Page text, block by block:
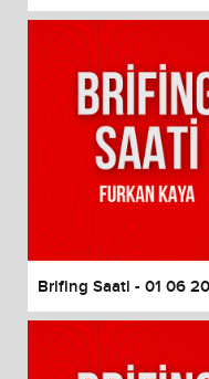
Brifing Saati - 01 06